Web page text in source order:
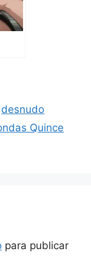
desnudo
Quince
para publicar